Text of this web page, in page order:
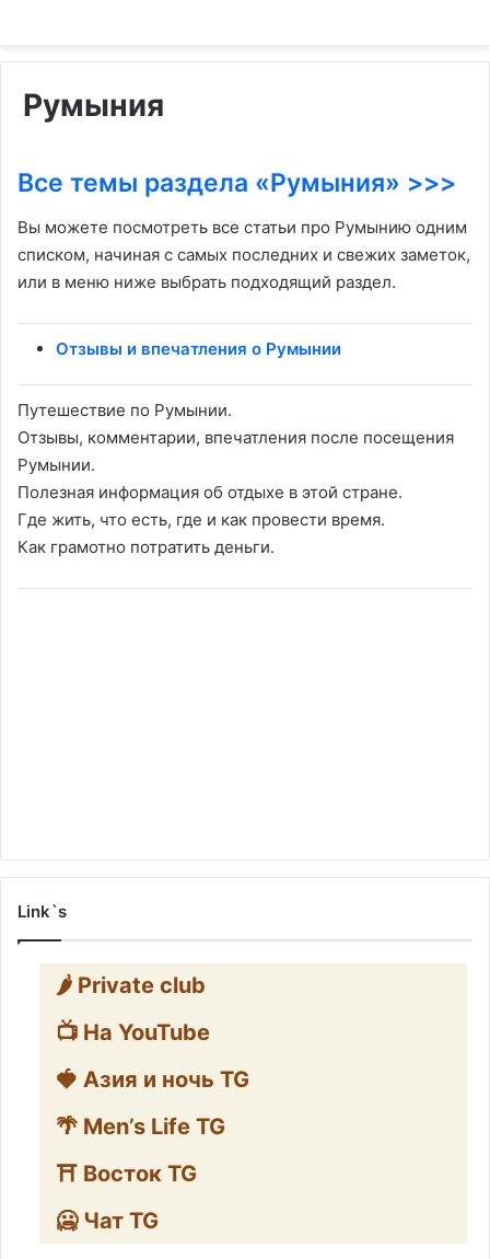
Румыния
Все темы раздела «Румыния» >>>
Вы можете посмотреть все статьи про Румынию одним
списком, начиная с самых последних и свежих заметок,
или в меню ниже выбрать подходящий раздел.
Отзывы и впечатления о Румынии
Путешествие по Румынии.
Отзывы, комментарии, впечатления после посещения
Румынии.
Полезная информация об отдыхе в этой стране.
Где жить, что есть, где и как провести время.
Как грамотно потратить деньги.
Link`s
🌶️ Private club
📺 На YouTube
🍓 Азия и ночь TG
🌴 Men’s Life TG
⛩️ Восток TG
🥶 Чат TG